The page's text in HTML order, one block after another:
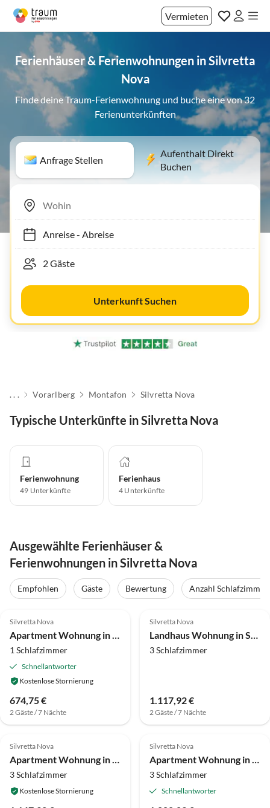
Vermieten
Ferienhäuser & Ferienwohnungen in Silvretta
Nova
Finde deine Traum-Ferienwohnung und buche eine von 32
Ferienunterkünften
Anfrage Stellen
Aufenthalt Direkt
Buchen
Anreise- Abreise
Unterkunft Suchen
. . . Vorarlberg Montafon Silvretta Nova
Typische Unterkünfte in Silvretta Nova
Ferienwohnung
49 Unterkünfte
Ferienhaus
4 Unterkünfte
Ausgewählte Ferienhäuser &
Ferienwohnungen in Silvretta Nova
Empfohlen Gäste Bewertung
Anzahl Schlafzimmer
Silvretta Nova
Apartment Wohnung in St. Gallenkirch beim Skigebiet
1 Schlafzimmer
Schnellantworter
Kostenlose Stornierung
674,75 €
2 Gäste / 7 Nächte
Silvretta Nova
Landhaus Wohnung in St. Gallenkirch nahe Skipisten
3 Schlafzimmer
1.117,92 €
2 Gäste / 7 Nächte
4.0 (6)
Silvretta Nova
Apartment Wohnung in Sankt Gallenkirch am Skilift
3 Schlafzimmer
Kostenlose Stornierung
4.0 (6)
Silvretta Nova
Apartment Wohnung in St. Gallenkirch nahe Skilift
3 Schlafzimmer
Schnellantworter